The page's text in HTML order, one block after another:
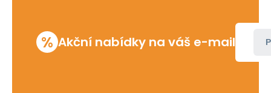
% Akční nabídky na váš e-mail